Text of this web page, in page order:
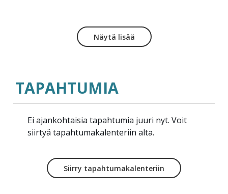
Näytä lisää
TAPAHTUMIA
Ei ajankohtaisia tapahtumia juuri nyt. Voit
siirtyä tapahtumakalenteriin alta.
Siirry tapahtumakalenteriin